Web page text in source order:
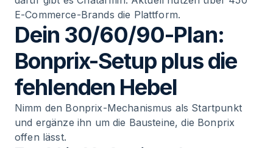
E-Commerce-Brands die Plattform.
Dein 30/60/90-Plan:
Bonprix-Setup plus die
fehlenden Hebel
Nimm den Bonprix-Mechanismus als Startpunkt
und ergänze ihn um die Bausteine, die Bonprix
offen lässt.